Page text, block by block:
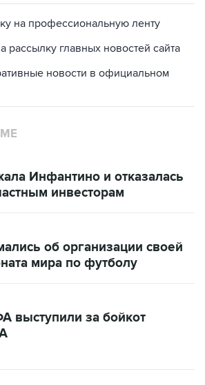
на профессиональную ленту
рассылку главных новостей сайта
новости в официальном
Инфантино и отказалась
инвесторам
об организации своей
мира по футболу
выступили за бойкот